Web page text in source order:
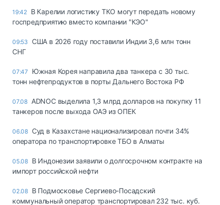
19:42 В Карелии логистику ТКО могут передать новому
госпредприятию вместо компании "КЭО"
09:53
США в 2026 году поставили Индии 3,6 млн тонн
СНГ
07:47
Южная Корея направила два танкера с 30 тыс.
тонн нефтепродуктов в порты Дальнего Востока РФ
07.08 ADNOC выделила 1,3 млрд долларов на покупку 11
танкеров после выхода ОАЭ из ОПЕК
06.08 Суд в Казахстане национализировал почти 34%
оператора по транспортировке ТБО в Алматы
05.08 В Индонезии заявили о долгосрочном контракте на
импорт российской нефти
02.08 В Подмосковье Сергиево-Посадский
коммунальный оператор транспортировал 232 тыс. куб.